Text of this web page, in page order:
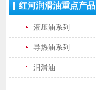
红河润滑油重点产品
液压油系列
导热油系列
润滑油